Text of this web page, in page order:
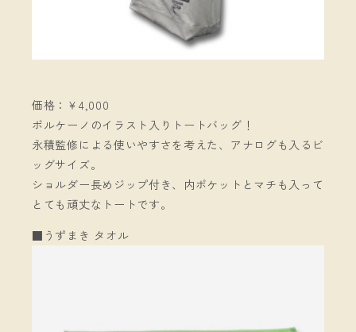
価格：￥4,000
ボルケーノのイラスト入りトートバッグ！
永積監修による使いやすさを考えた、アナログも入るビ
ッグサイズ。
ショルダー長めジップ付き、内ポケットとマチも入って
とても頑丈なトートです。
■うずまき タオル